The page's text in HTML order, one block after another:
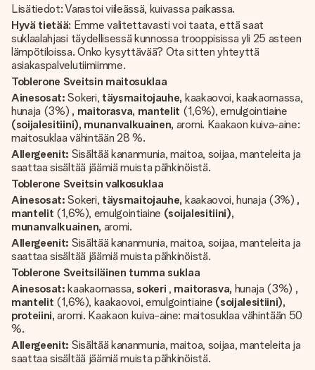
Lisätiedot: Varastoi viileässä, kuivassa paikassa.
Hyvä tietää: Emme valitettavasti voi taata, että saat
suklaalahjasi täydellisessä kunnossa trooppisissa yli 25 asteen
lämpötiloissa. Onko kysyttävää? Ota sitten yhteyttä
asiakaspalvelutiimiimme.
Toblerone Sveitsin maitosuklaa
Ainesosat: Sokeri, täysmaitojauhe, kaakaovoi, kaakaomassa,
hunaja (3%) , maitorasva, mantelit (1,6%), emulgointiaine
(soijalesitiini), munanvalkuainen, aromi. Kaakaon kuiva-aine:
maitosuklaa vähintään 28 %.
Allergeenit: Sisältää kananmunia, maitoa, soijaa, manteleita ja
saattaa sisältää jäämiä muista pähkinöistä.
Toblerone Sveitsin valkosuklaa
Ainesosat: Sokeri, täysmaitojauhe, kaakaovoi, hunaja (3%) ,
mantelit (1,6%), emulgointiaine (soijalesitiini),
munanvalkuainen, aromi.
Allergeenit: Sisältää kananmunia, maitoa, soijaa, manteleita ja
saattaa sisältää jäämiä muista pähkinöistä.
Toblerone Sveitsiläinen tumma suklaa
Ainesosat: kaakaomassa, sokeri , maitorasva, hunaja (3%) ,
mantelit (1,6%), kaakaovoi, emulgointiaine (soijalesitiini),
proteiini, aromi. Kaakaon kuiva-aine: maitosuklaa vähintään 50
%.
Allergeenit: Sisältää kananmunia, maitoa, soijaa, manteleita ja
saattaa sisältää jäämiä muista pähkinöistä.